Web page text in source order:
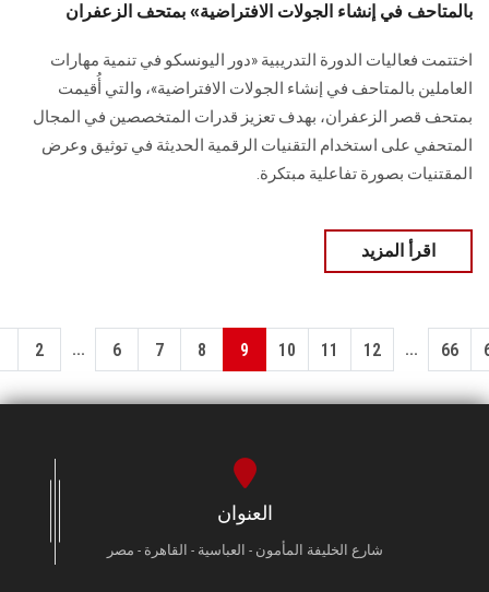
بالمتاحف في إنشاء الجولات الافتراضية» بمتحف الزعفران
اختتمت فعاليات الدورة التدريبية «دور اليونسكو في تنمية مهارات
العاملين بالمتاحف في إنشاء الجولات الافتراضية»، والتي أُقيمت
بمتحف قصر الزعفران، بهدف تعزيز قدرات المتخصصين في المجال
المتحفي على استخدام التقنيات الرقمية الحديثة في توثيق وعرض
المقتنيات بصورة تفاعلية مبتكرة.
اقرأ المزيد
2 ... 6 7 8 9 10 11 12 ... 66
العنوان
شارع الخليفة المأمون - العباسية - القاهرة - مصر